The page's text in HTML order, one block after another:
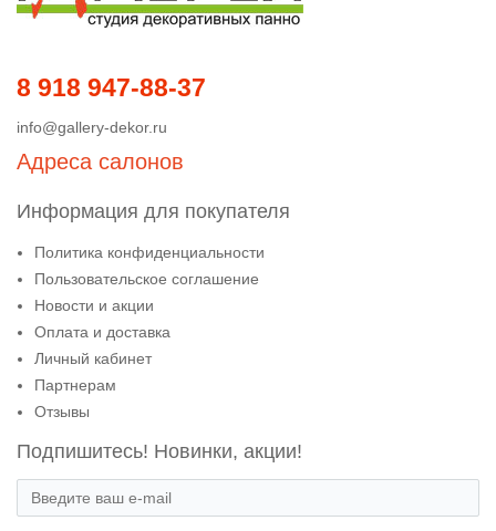
8 918 947-88-37
info@gallery-dekor.ru
Адреса салонов
Информация для покупателя
Политика конфиденциальности
Пользовательское соглашение
Новости и акции
Оплата и доставка
Личный кабинет
Партнерам
Отзывы
Подпишитесь! Новинки, акции!